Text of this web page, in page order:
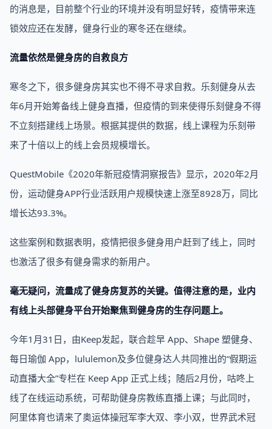
的消息是，目前整个行业的环境并没有明显好转，疫情带来连
锁效应还在发酵，健身行业的寒冬还在继续。
流量依然是健身房的自救良方
寒冬之下，很多健身房其实也不得不寻求自救。乐刻健身从去
年6月开始筹备线上健身直播，但疫情的到来使得乐刻健身不得
不立刻搭建线上场景。根据其提供的数据，线上课程为乐刻带
来了十倍以上的线上会员规模增长。
QuestMobile《2020年新冠疫情洞察报告》显示，2020年2月
份，运动健身APP行业活跃用户规模快速上涨至8928万，同比
增长达93.3%。
这些案例和数据表明，疫情把很多健身用户赶到了线上，同时
也激活了很多有健身需求的新用户。
毫无疑问，流量成了健身房复苏的关键。值得注意的是，业内
有线上头部健身平台开始聚焦到健身房的生存问题上。
今年1月31日，由Keep发起，联合趁早 App、Shape 塑健身、
每日瑜伽 App，lululemon及多位健身达人共同推出的“假期运
动直播大全”专栏在 Keep App 正式上线；随后2月份，咕咚上
线了在线运动系统，可帮助健身房教练直播上课；与此同时，
阿里体育也请来了奥运体操冠军李大双、李小双，世界武术冠